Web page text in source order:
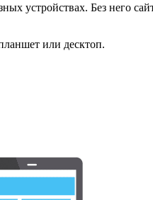
устройствах. Без него
или десктоп.